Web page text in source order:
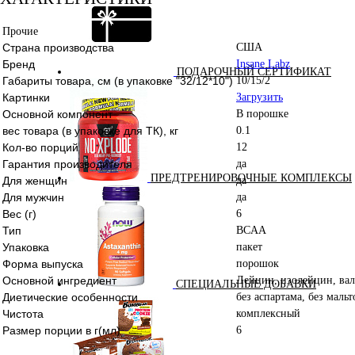
ПОДАРОЧНЫЙ СЕРТИФИКАТ
ПРЕДТРЕНИРОВОЧНЫЕ КОМПЛЕКСЫ
СПЕЦИАЛЬНЫЕ ДОБАВКИ
Прочие
Страна производства США
Бренд Insane Labz
Габариты товара, см (в упаковке "32/12*10") 10/15/2
Картинки Загрузить
Основной компонент В порошке
вес товара (в упаковке для ТК), кг 0.1
Кол-во порций 12
Гарантия производителя да
Для женщин да
Для мужчин да
Вес (г) 6
Тип BCAA
Упаковка пакет
Форма выпуска порошок
Основной ингредиент Лейцин, изолейцин,
Диетические особенности без аспартама, без
Чистота комплексный
Размер порции в г(мл) 6